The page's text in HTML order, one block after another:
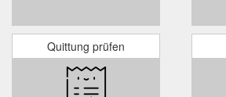
Quittung prüfen